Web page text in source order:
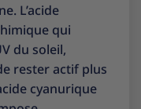
L’acide
qui
du soleil,
rester actif plus
cyanurique